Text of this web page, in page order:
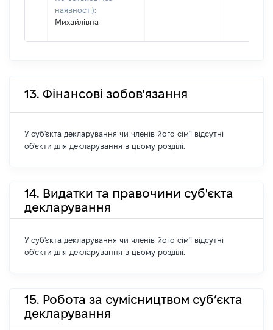
наявності):
Михайлівна
13. Фінансові зобов'язання
У суб'єкта декларування чи членів його сім'ї відсутні
об'єкти для декларування в цьому розділі.
14. Видатки та правочини суб'єкта
декларування
У суб'єкта декларування чи членів його сім'ї відсутні
об'єкти для декларування в цьому розділі.
15. Робота за сумісництвом суб’єкта
декларування